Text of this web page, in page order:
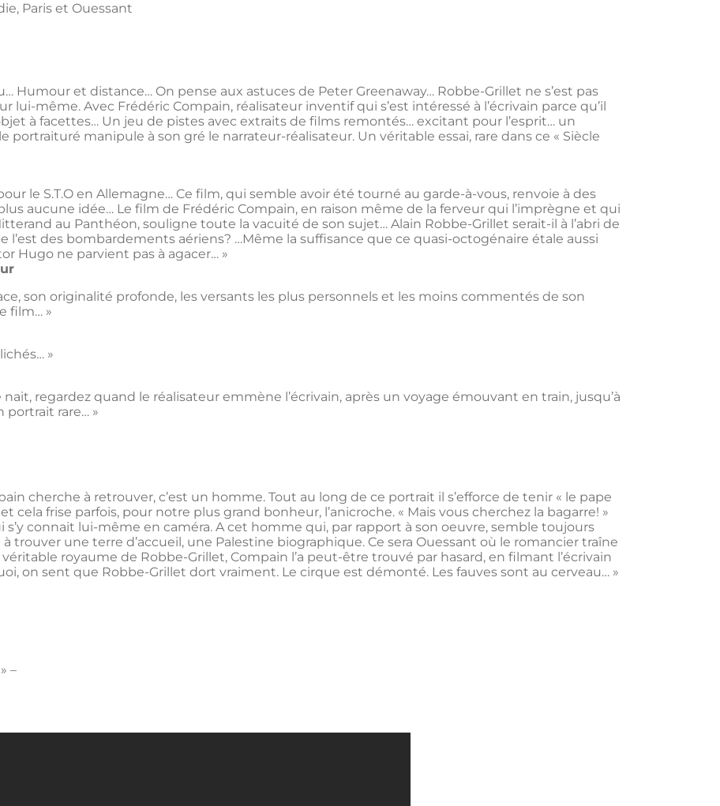
Paris et Ouessant
Humour et distance… On pense aux astuces de Peter Greenaway… Robbe-Grillet ne s’est pas
même. Avec Frédéric Compain, réalisateur inventif qui s’est intéressé à l’écrivain parce qu’il
à facettes… Un jeu de pistes avec extraits de films remontés… excitant pour l’esprit… un
manipule à son gré le narrateur-réalisateur. Un véritable essai, rare dans ce « Siècle
le S.T.O en Allemagne… Ce film, qui semble avoir été tourné au garde-à-vous, renvoie à des
aucune idée… Le film de Frédéric Compain, en raison même de la ferveur qui l’imprègne et qui
au Panthéon, souligne toute la vacuité de son sujet… Alain Robbe-Grillet serait-il à l’abri de
l’est des bombardements aériens? …Même la suffisance que ce quasi-octogénaire étale aussi
Hugo ne parvient pas à agacer… »
son originalité profonde, les versants les plus personnels et les moins commentés de son
film… »
»
regardez quand le réalisateur emmène l’écrivain, après un voyage émouvant en train, jusqu’à
portrait rare… »
cherche à retrouver, c’est un homme. Tout au long de ce portrait il s’efforce de tenir « le pape
cela frise parfois, pour notre plus grand bonheur, l’anicroche. « Mais vous cherchez la bagarre! »
s’y connait lui-même en caméra. A cet homme qui, par rapport à son oeuvre, semble toujours
trouver une terre d’accueil, une Palestine biographique. Ce sera Ouessant où le romancier traîne
royaume de Robbe-Grillet, Compain l’a peut-être trouvé par hasard, en filmant l’écrivain
on sent que Robbe-Grillet dort vraiment. Le cirque est démonté. Les fauves sont au cerveau… »
–